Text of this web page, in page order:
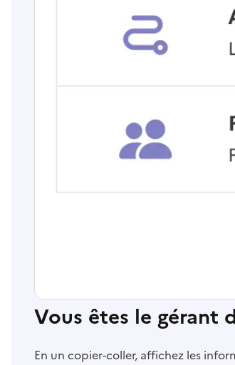
Vous êtes le gérant
En un copier-coller, affichez les